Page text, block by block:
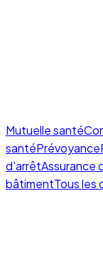
Mutuelle santé
santéPrévoyance
d'arrêtAssurance
bâtimentTous les